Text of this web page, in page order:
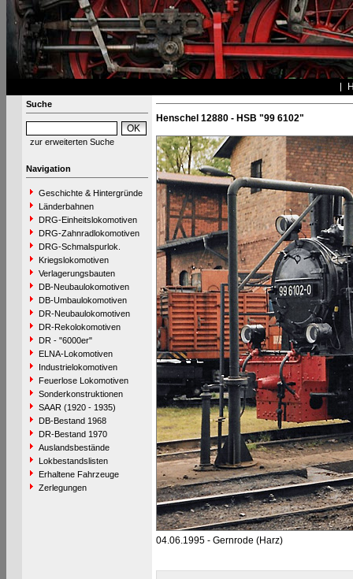
Suche
zur erweiterten Suche
Navigation
Geschichte & Hintergründe
Länderbahnen
DRG-Einheitslokomotiven
DRG-Zahnradlokomotiven
DRG-Schmalspurlok.
Kriegslokomotiven
Verlagerungsbauten
DB-Neubaulokomotiven
DB-Umbaulokomotiven
DR-Neubaulokomotiven
DR-Rekolokomotiven
DR - "6000er"
ELNA-Lokomotiven
Industrielokomotiven
Feuerlose Lokomotiven
Sonderkonstruktionen
SAAR (1920 - 1935)
DB-Bestand 1968
DR-Bestand 1970
Auslandsbestände
Lokbestandslisten
Erhaltene Fahrzeuge
Zerlegungen
Henschel 12880 - HSB "99 6102"
04.06.1995 - Gernrode (Harz)